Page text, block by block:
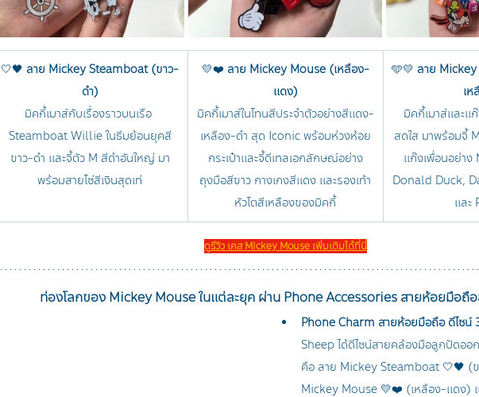
🤍🖤 ลาย Mickey Steamboat (ขาว-
ดำ)
มิคกี้เมาส์กับเรื่องราวบนเรือ
Steamboat Willie ในธีมย้อนยุคสี
ขาว-ดำ และจี้ตัว M สีดำอันใหญ่ มา
พร้อมสายโซ่สีเงินสุดเท่
💛❤️ ลาย Mickey Mouse (เหลือง-
แดง)
มิคกี้เมาส์ในโทนสีประจำตัวอย่างสีแดง-
เหลือง-ดำ สุด Iconic พร้อมห่วงห้อย
กระเป๋าและจี้ดีเทลเอกลักษณ์อย่าง
ถุงมือสีขาว กางเกงสีแดง และรองเท้า
หัวโตสีเหลืองของมิคกี้
🩵💛 ลาย
เห
มิคกี้เมาส์และแ
สดใส มาพร้อมจี้
แก๊งเพื่อนอย่า
Donald Duck,
และ
ดูรีวิว เคส Mickey Mouse เพิ่มเติมได้ที่นี่
ท่องโลกของ Mickey Mouse ในแต่ละยุค ผ่าน Phone Accessories สายห้อยมือถือ
Phone Charm สายห้อยมือถือ ดีไซน์
Sheep ได้ดีไซน์สายคล้องมือลูกปัดออ
คือ ลาย Mickey Steamboat 🤍🖤 (
Mickey Mouse 💛❤️ (เหลือง-แดง)